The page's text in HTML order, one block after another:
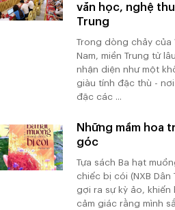
văn học, nghệ
Trung
Trong dòng chảy của
Nam, miền Trung từ
nhận diện như một
giàu tính đặc thù -
đặc các ...
Những mầm hoa
góc
Tựa sách Ba hạt
chiếc bị cói (NXB Dân
gợi ra sự kỳ ảo, khiến
cảm giác rằng mình